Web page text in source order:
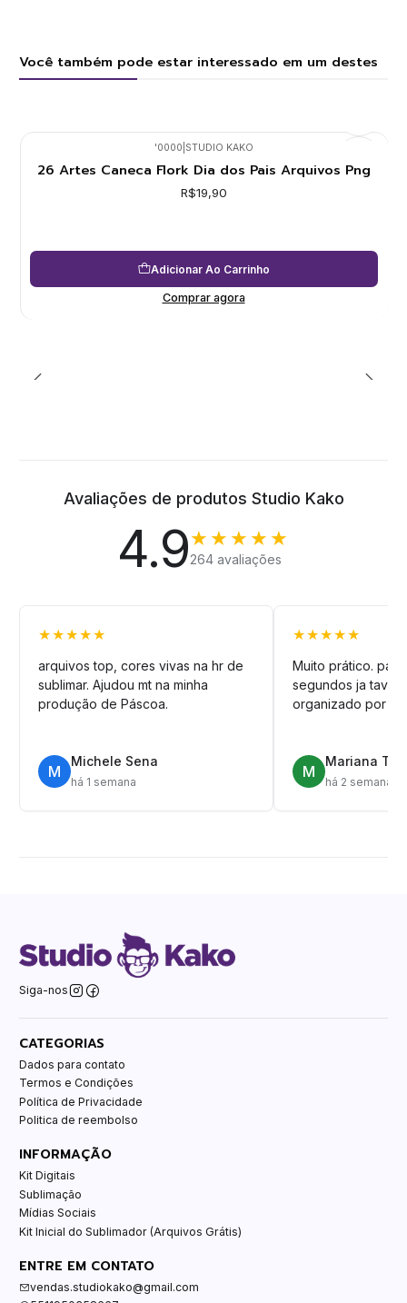
Você também pode estar interessado em um destes
'0000 STUDIO KAKO
26 Artes Caneca Flork Dia dos Pais Arquivos Png
R$19,90
Adicionar Ao Carrinho
Comprar agora
Avaliações de produtos Studio Kako
4.9★★★★★
264 avaliações
★★★★★
arquivos top, cores vivas na hr de
sublimar. Ajudou mt na minha
produção de Páscoa.
M
Michele Sena
há 1 semana
★★★★★
Muito prático.
segundos ja tava
organizado por
M
Mariana T.
há 2 semanas
Siga-nos
CATEGORIAS
Dados para contato
Termos e Condições
Política de Privacidade
Politica de reembolso
INFORMAÇÃO
Kit Digitais
Sublimação
Mídias Sociais
Kit Inicial do Sublimador (Arquivos Grátis)
ENTRE EM CONTATO
vendas.studiokako@gmail.com